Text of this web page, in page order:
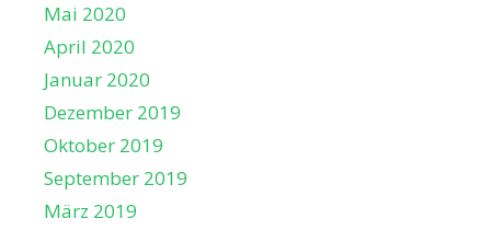
Mai 2020
April 2020
Januar 2020
Dezember 2019
Oktober 2019
September 2019
März 2019